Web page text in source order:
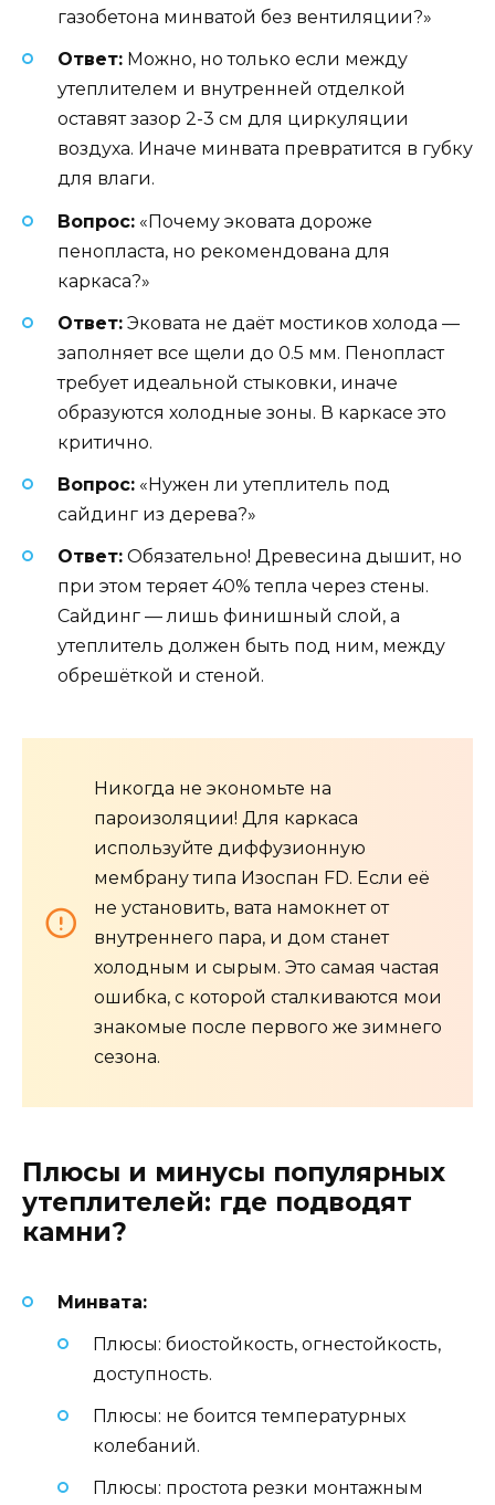
газобетона минватой без вентиляции?»
Ответ: Можно, но только если между
утеплителем и внутренней отделкой
оставят зазор 2-3 см для циркуляции
воздуха. Иначе минвата превратится в губку
для влаги.
Вопрос: «Почему эковата дороже
пенопласта, но рекомендована для
каркаса?»
Ответ: Эковата не даёт мостиков холода —
заполняет все щели до 0.5 мм. Пенопласт
требует идеальной стыковки, иначе
образуются холодные зоны. В каркасе это
критично.
Вопрос: «Нужен ли утеплитель под
сайдинг из дерева?»
Ответ: Обязательно! Древесина дышит, но
при этом теряет 40% тепла через стены.
Сайдинг — лишь финишный слой, а
утеплитель должен быть под ним, между
обрешёткой и стеной.
Никогда не экономьте на
пароизоляции! Для каркаса
используйте диффузионную
мембрану типа Изоспан FD. Если её
не установить, вата намокнет от
внутреннего пара, и дом станет
холодным и сырым. Это самая частая
ошибка, с которой сталкиваются мои
знакомые после первого же зимнего
сезона.
Плюсы и минусы популярных
утеплителей: где подводят
камни?
Минвата:
Плюсы: биостойкость, огнестойкость,
доступность.
Плюсы: не боится температурных
колебаний.
Плюсы: простота резки монтажным